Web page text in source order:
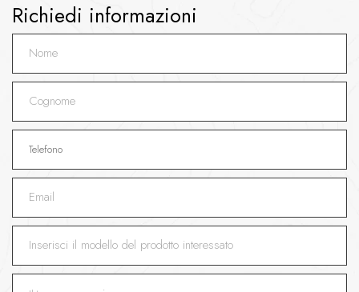
Richiedi informazioni